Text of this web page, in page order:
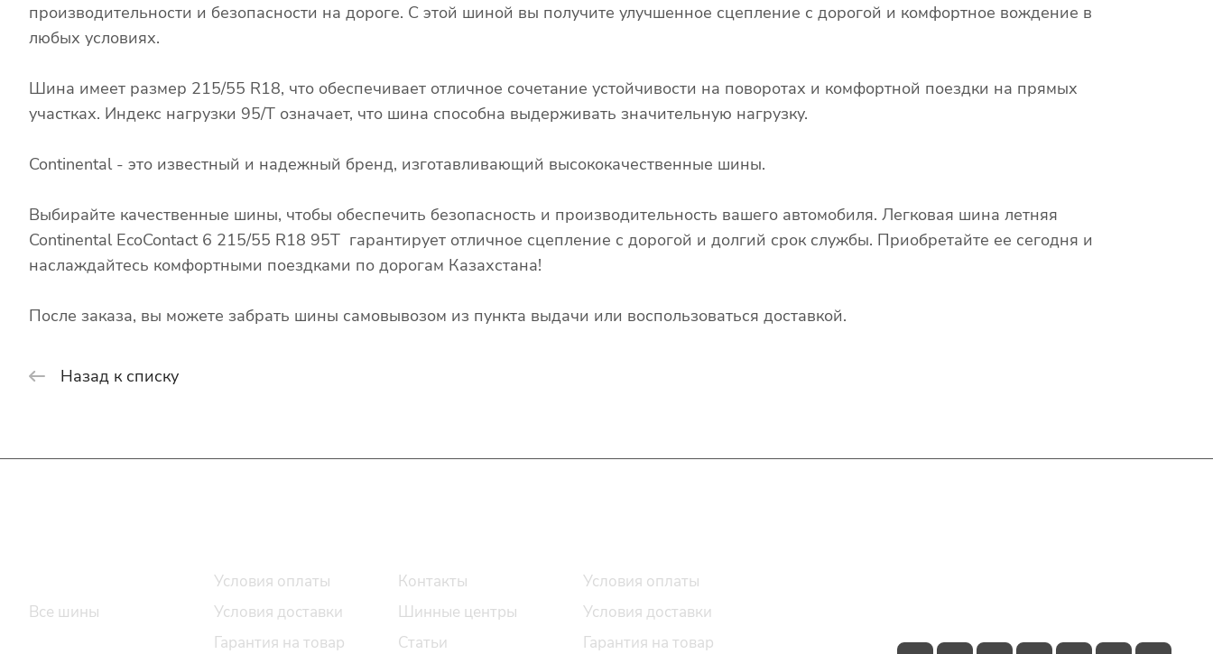
производительности и безопасности на дороге. С этой шиной вы получите улучшенное сцепление с дорогой и комфортное вождение в
любых условиях.
Шина имеет размер 215/55 R18, что обеспечивает отличное сочетание устойчивости на поворотах и комфортной поездки на прямых
участках. Индекс нагрузки 95/T означает, что шина способна выдерживать значительную нагрузку.
Continental - это известный и надежный бренд, изготавливающий высококачественные шины.
Выбирайте качественные шины, чтобы обеспечить безопасность и производительность вашего автомобиля. Легковая шина летняя
Continental EcoContact 6 215/55 R18 95T гарантирует отличное сцепление с дорогой и долгий срок службы. Приобретайте ее сегодня и
наслаждайтесь комфортными поездками по дорогам Казахстана!
После заказа, вы можете забрать шины самовывозом из пункта выдачи или воспользоваться доставкой.
Назад к списку
Все шины
Условия оплаты
Условия доставки
Гарантия на товар
Контакты
Шинные центры
Статьи
Условия оплаты
Условия доставки
Гарантия на товар